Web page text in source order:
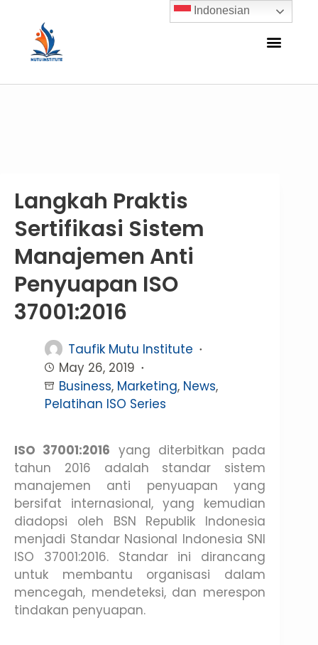
Langkah Praktis
Sertifikasi Sistem
Manajemen Anti
Penyuapan ISO
37001:2016
Taufik Mutu Institute
May 26, 2019
Business, Marketing, News,
Pelatihan ISO Series
ISO 37001:2016 yang diterbitkan pada
tahun 2016 adalah standar sistem
manajemen anti penyuapan yang
bersifat internasional, yang kemudian
diadopsi oleh BSN Republik Indonesia
menjadi Standar Nasional Indonesia SNI
ISO 37001:2016. Standar ini dirancang
untuk membantu organisasi dalam
mencegah, mendeteksi, dan merespon
tindakan penyuapan.
Indonesian